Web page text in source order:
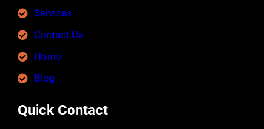
Services
Contact Us
Home
Blog
Quick Contact